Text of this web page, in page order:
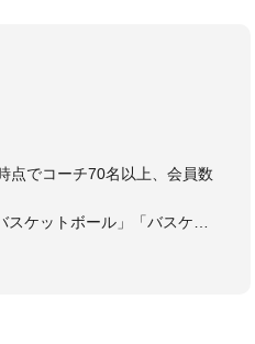
点でコーチ70名以上、会員数
ケットボール」「バスケッ